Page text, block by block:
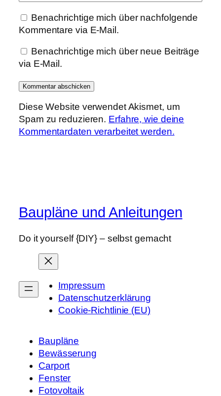
Benachrichtige mich über nachfolgende
Kommentare via E-Mail.
Benachrichtige mich über neue Beiträge
via E-Mail.
Diese Website verwendet Akismet, um
Spam zu reduzieren. Erfahre, wie deine
Kommentardaten verarbeitet werden.
Baupläne und Anleitungen
Do it yourself {DIY} – selbst gemacht
Impressum
Datenschutzerklärung
Cookie-Richtlinie (EU)
Baupläne
Bewässerung
Carport
Fenster
Fotovoltaik